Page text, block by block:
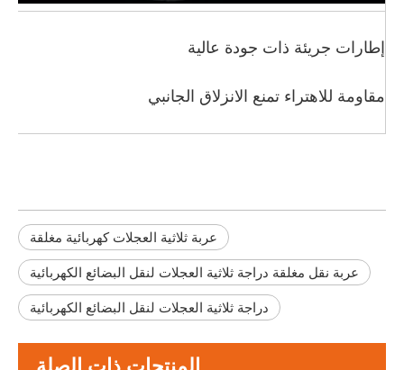
إطارات جريئة ذات جودة عالية
مقاومة للاهتراء تمنع الانزلاق الجانبي
عربة ثلاثية العجلات كهربائية مغلقة
عربة نقل مغلقة دراجة ثلاثية العجلات لنقل البضائع الكهربائية
دراجة ثلاثية العجلات لنقل البضائع الكهربائية